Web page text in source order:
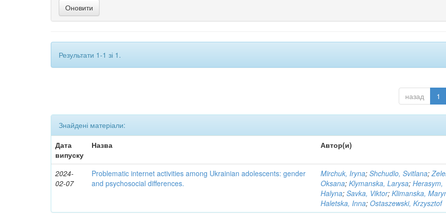
Результати 1-1 зі 1.
назад 1
Знайдені матеріали:
Дата
випуску
Назва Автор(и)
2024-
02-07
Problematic internet activities among Ukrainian adolescents: gender
and psychosocial differences.
Mirchuk, Iryna;Shchudlo, Svitlana;
Oksana;Klymanska, Larysa;Herasym,
Halyna;Savka, Viktor;Klimanska,
Haletska, Inna;Ostaszewski, Krzysztof